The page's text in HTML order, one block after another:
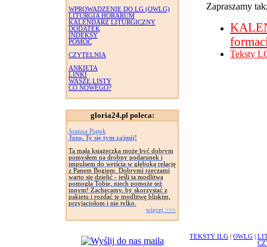
WPROWADZENIE DO LG (OWLG)
LITURGIA HORARUM
KALENDARZ LITURGICZNY
DODATEK
INDEKSY
POMOC
CZYTELNIA
ANKIETA
LINKI
WASZE LISTY
CO NOWEGO?
gloria24.pl poleca:
Joanna Piątek
Jezu, Ty się tym zajmij!
Ta mała książeczka może być dobrym
pomysłem na drobny podarunek i
impulsem do wejścia w głęboką relację
z Panem Bogiem. Dobrymi rzeczami
warto się dzielić - jeśli ta modlitwa
pomogła Tobie, niech pomoże też
innym! Zachęcamy, by skorzystać z
pakietu i rozdać tę modlitwę bliskim,
przyjaciołom i nie tylko.
więcej >>>
Zapraszamy
Teksty
TEKSTY ILG OWLG